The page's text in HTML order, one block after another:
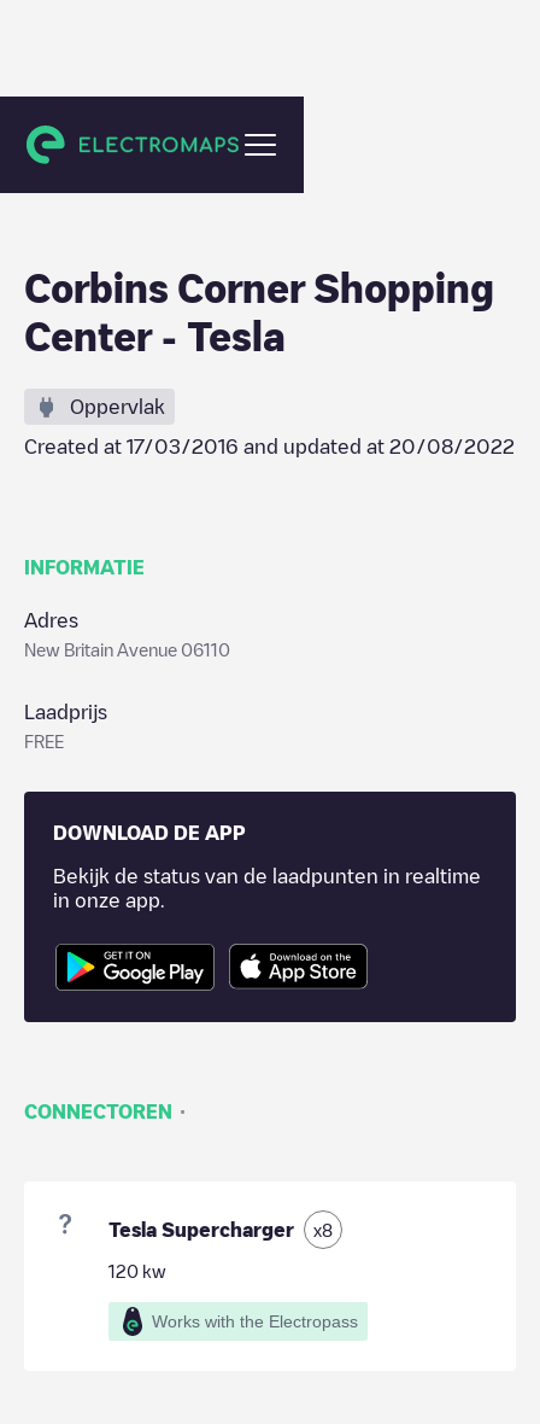
West Hartford
Corbins Corner Shopping
Center - Tesla
Oppervlak
Created at 17/03/2016 and updated at 20/08/2022
INFORMATIE
Adres
New Britain Avenue 06110
Laadprijs
FREE
DOWNLOAD DE APP
Bekijk de status van de laadpunten in realtime
in onze app.
CONNECTOREN ·
Tesla Supercharger x8
120 kw
Works with the Electropass